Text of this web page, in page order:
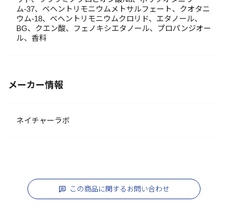
ム-37、ベヘントリモニウムメトサルフェート、クオタニ
ウム-18、ベヘントリモニウムクロリド、エタノール、
BG、クエン酸、フェノキシエタノール、プロパンジオー
ル、香料
メーカー情報
ネイチャーラボ
この商品に関するお問い合わせ